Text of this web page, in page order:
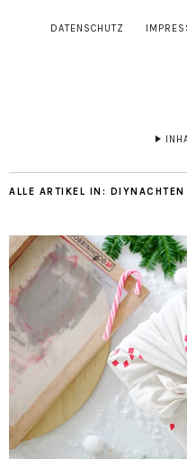
DATENSCHUTZ
ALLE ARTIKEL IN: DIYNACHTEN